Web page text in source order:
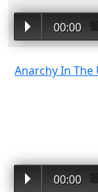
00:00
Anarchy In The
00:00